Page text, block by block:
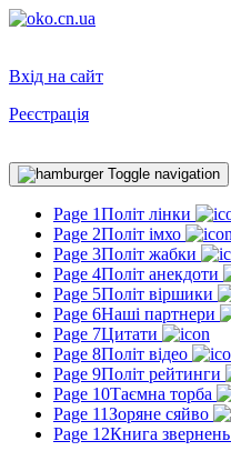
Вхід на сайт
Реєстрація
Toggle navigation
Page 1Політ лінки
Page 2Політ імхо
Page 3Політ жабки
Page 4Політ анекдоти
Page 5Політ віршики
Page 6Наші партнери
Page 7Цитати
Page 8Політ відео
Page 9Політ рейтинги
Page 10Таємна торба
Page 11Зоряне сяйво
Page 12Книга звернень